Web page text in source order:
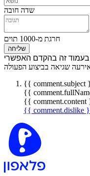
שדה חובה
חרגת מ-1000 תוים
שליחה
זה בהקדם האפשרי
שגיאה בביצוע הפעולה
{{ comment.subject
{{
{{
{{ comment.dislike